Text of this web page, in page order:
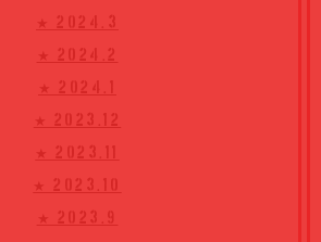
★ 2024.3
★ 2024.2
★ 2024.1
★ 2023.12
★ 2023.11
★ 2023.10
★ 2023.9